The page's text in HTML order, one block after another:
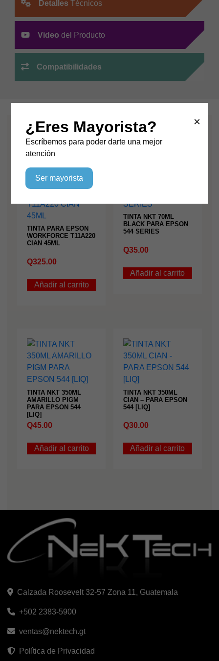
SC-
F170
Detalles Técnicos
Video del Producto
Compatibilidades
Productos relacionados
TINTA PARA EPSON
WORKFORCE T11A220
CIAN 45ML
Q325.00
Añadir al carrito
TINTA NKT 70ML
BLACK PARA EPSON
544 SERIES
Q35.00
Añadir al carrito
TINTA NKT 350ML
AMARILLO PIGM
PARA EPSON 544
[LIQ]
Q45.00
Añadir al carrito
TINTA NKT 350ML
CIAN – PARA EPSON
544 [LIQ]
Q30.00
Añadir al carrito
Calzada Roosevelt 32-57 Zona 11, Guatemala
+502 2383-5900
ventas@nektech.gt
Política de Privacidad
×
¿Eres Mayorista?
Escríbemos para poder darte una mejor
atención
Ser mayorista